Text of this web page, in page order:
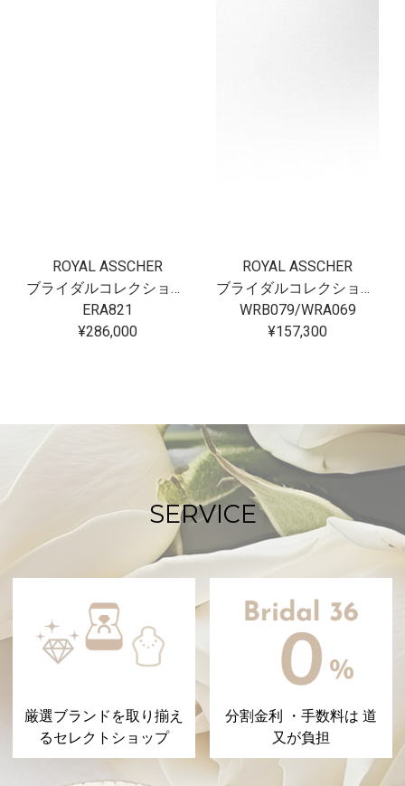
ROYAL ASSCHER
ブライダルコレクション フロリアード
ERA821
¥286,000
ROYAL ASSCHER
ブライダルコレクション フロリアード
WRB079/WRA069
¥157,300
SERVICE
厳選ブランドを取り揃え
るセレクトショップ
分割金利 ・手数料は 道
又が負担